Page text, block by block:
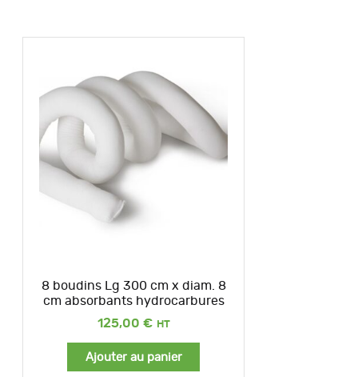
8 boudins Lg 300 cm x diam. 8
cm absorbants hydrocarbures
125,00 €
Ajouter au panier